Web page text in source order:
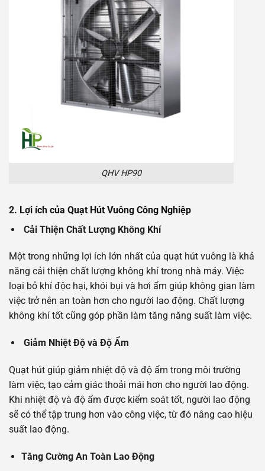
QHV HP90
2. Lợi ích của Quạt Hút Vuông Công Nghiệp
Cải Thiện Chất Lượng Không Khí
Một trong những lợi ích lớn nhất của quạt hút vuông là khả
năng cải thiện chất lượng không khí trong nhà máy. Việc
loại bỏ khí độc hại, khói bụi và hơi ẩm giúp không gian làm
việc trở nên an toàn hơn cho người lao động. Chất lượng
không khí tốt cũng góp phần làm tăng năng suất làm việc.
Giảm Nhiệt Độ và Độ Ẩm
Quạt hút giúp giảm nhiệt độ và độ ẩm trong môi trường
làm việc, tạo cảm giác thoải mái hơn cho người lao động.
Khi nhiệt độ và độ ẩm được kiểm soát tốt, người lao động
sẽ có thể tập trung hơn vào công việc, từ đó nâng cao hiệu
suất lao động.
Tăng Cường An Toàn Lao Động